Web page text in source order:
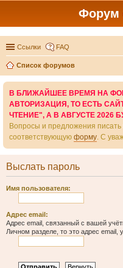
Форум
Ссылки FAQ
Список форумов
В БЛИЖАЙШЕЕ ВРЕМЯ НА
АВТОРИЗАЦИЯ, ТО ЕСТЬ
ЧТЕНИЕ", А В АВГУСТЕ 2026
Вопросы и предложения
соответствующую форму. С
Выслать пароль
Имя пользователя:
Адрес email:
Адрес email, связанный с вашей
Личном разделе, то это адрес email,